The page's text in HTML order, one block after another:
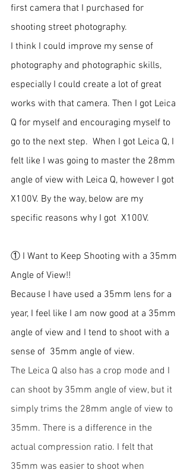
first camera that I purchased for
shooting street photography.
I think I could improve my sense of
photography and photographic skills,
especially I could create a lot of great
works with that camera. Then I got Leica
Q for myself and encouraging myself to
go to the next step.  When I got Leica Q, I
felt like I was going to master the 28mm
angle of view with Leica Q, however I got
X100V. By the way, below are my
specific reasons why I got  X100V.
① I Want to Keep Shooting with a 35mm
Angle of View!!
Because I have used a 35mm lens for a
year, I feel like I am now good at a 35mm
angle of view and I tend to shoot with a
sense of  35mm angle of view.
The Leica Q also has a crop mode and I
can shoot by 35mm angle of view, but it
simply trims the 28mm angle of view to
35mm. There is a difference in the
actual compression ratio. I felt that
35mm was easier to shoot when